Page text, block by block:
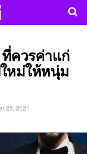
ควรค่าแก่
หม่ให้หนุ่ม
25, 2021